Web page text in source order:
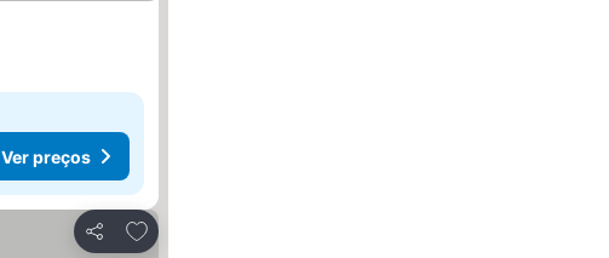
Ver preços
Partilhar
Adicionar aos favoritos